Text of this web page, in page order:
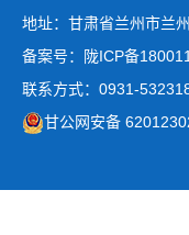
地址：甘肃省兰州市兰
备案号：陇ICP备
联系方式：0931-
甘公网安备